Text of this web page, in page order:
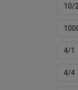
10/
4/1
4/4